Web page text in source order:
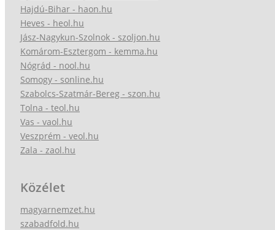
Hajdú-Bihar - haon.hu
Heves - heol.hu
Jász-Nagykun-Szolnok - szoljon.hu
Komárom-Esztergom - kemma.hu
Nógrád - nool.hu
Somogy - sonline.hu
Szabolcs-Szatmár-Bereg - szon.hu
Tolna - teol.hu
Vas - vaol.hu
Veszprém - veol.hu
Zala - zaol.hu
Közélet
magyarnemzet.hu
szabadfold.hu